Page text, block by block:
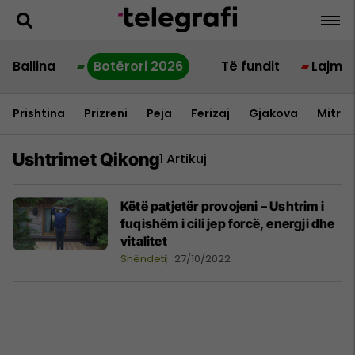
Ballina Botërori 2026 Të fundit Lajme
Prishtina Prizreni Peja Ferizaj Gjakova
Ushtrimet Qikong1 Artikuj
Këtë patjetër provojeni – Ushtrim i
fuqishëm i cili jep forcë, energji dhe
vitalitet
Shëndeti 27/10/2022